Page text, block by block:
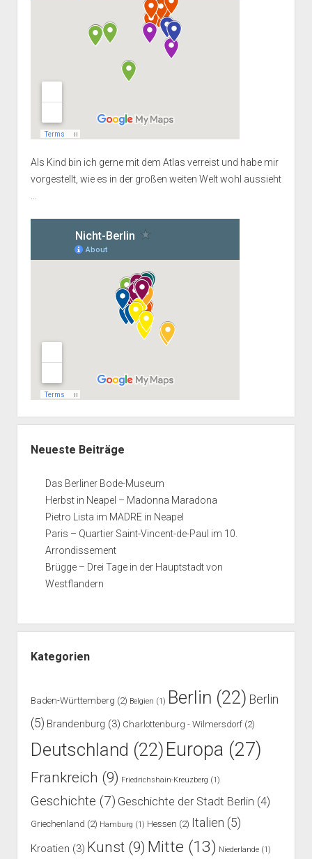
Als Kind bin ich gerne mit dem Atlas verreist und habe mir
vorgestellt, wie es in der großen weiten Welt wohl aussieht
Neueste Beiträge
Das Berliner Bode-Museum
Herbst in Neapel – Madonna Maradona
Pietro Lista im MADRE in Neapel
Paris – Quartier Saint-Vincent-de-Paul im 10.
Arrondissement
Brügge – Drei Tage in der Hauptstadt von
Westflandern
Kategorien
Baden-Württemberg (2) Belgien (1) Berlin (22) Berlin
(5) Brandenburg (3) Charlottenburg - Wilmersdorf(2)
Deutschland (22) Europa (27)
Frankreich (9) Friedrichshain-Kreuzberg (1)
Geschichte (7) Geschichte der Stadt Berlin (4)
Griechenland (2) Hamburg (1) Hessen (2) Italien (5)
Kroatien (3) Kunst(9) Mitte (13) Niederlande(1)